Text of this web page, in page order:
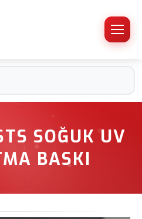
SOĞUK UV
BASKI